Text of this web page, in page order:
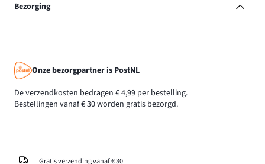
Bezorging
Onze bezorgpartner is PostNL
De verzendkosten bedragen € 4,99 per bestelling.
Bestellingen vanaf € 30 worden gratis bezorgd.
Gratis verzending vanaf € 30